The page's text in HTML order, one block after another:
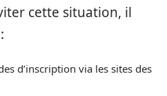
cette situation, il
d’inscription via les sites des